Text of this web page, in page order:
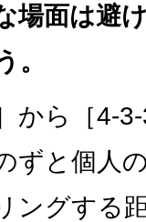
場面は避
。
から［4-
ずと個人
ングする